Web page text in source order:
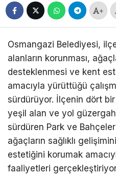
+
Osmangazi Belediyesi,
alanların korunması,
desteklenmesi ve kent
amacıyla yürüttüğü
sürdürüyor. İlçenin dört
yeşil alan ve yol
sürdüren Park ve
ağaçların sağlıklı
estetiğini korumak
faaliyetleri